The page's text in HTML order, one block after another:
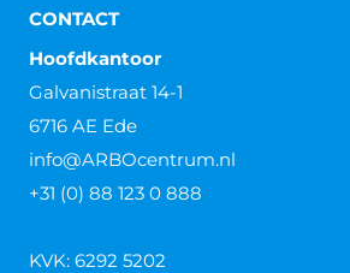
CONTACT
Hoofdkantoor
Galvanistraat 14-1
6716 AE Ede
info@ARBOcentrum.nl
+31 (0) 88 123 0 888
KVK: 6292 5202